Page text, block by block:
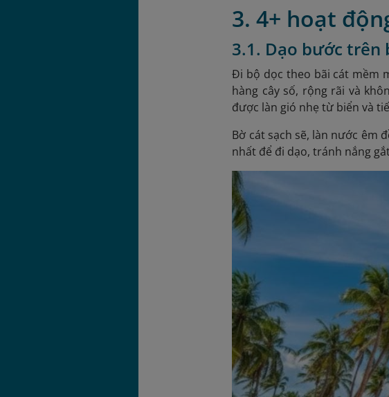
3. 4+ hoạt
3.1. Dạo bước trên
Đi bộ dọc theo bãi cát mềm
hàng cây số, rộng rãi và
được làn gió nhẹ từ biển và
Bờ cát sạch sẽ, làn nước êm
nhất để đi dạo, tránh nắng